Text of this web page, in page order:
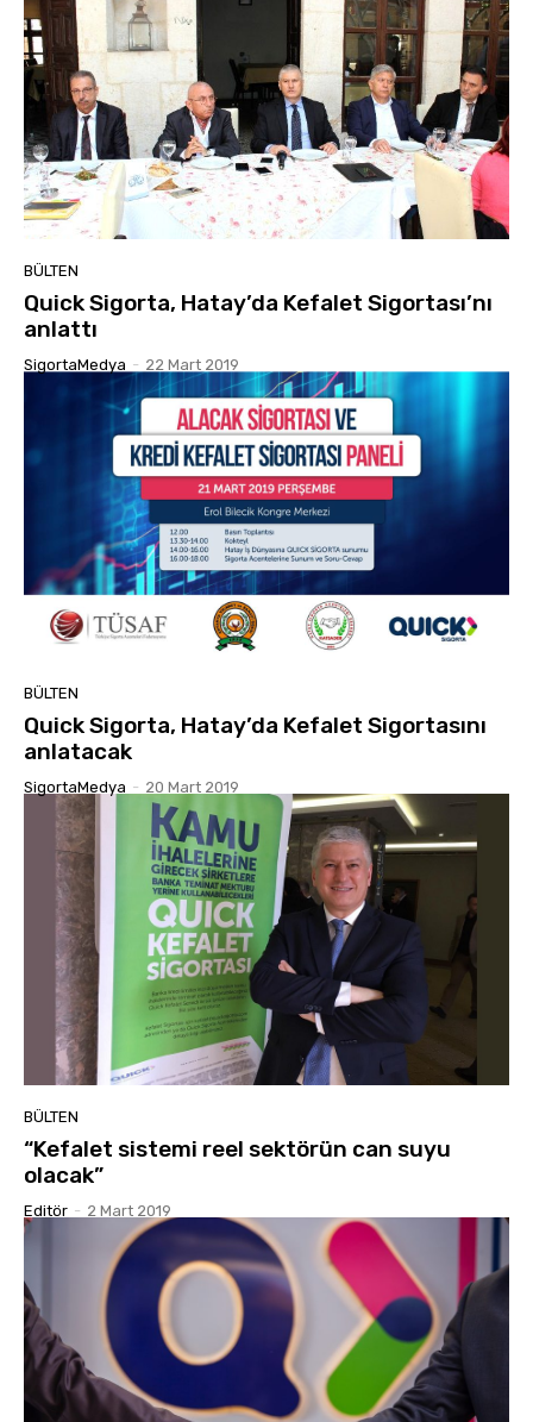
BÜLTEN
Quick Sigorta, Hatay’da Kefalet Sigortası’nı
anlattı
SigortaMedya - 22 Mart 2019
BÜLTEN
Quick Sigorta, Hatay’da Kefalet Sigortasını
anlatacak
SigortaMedya - 20 Mart 2019
BÜLTEN
“Kefalet sistemi reel sektörün can suyu
olacak”
Editör - 2 Mart 2019